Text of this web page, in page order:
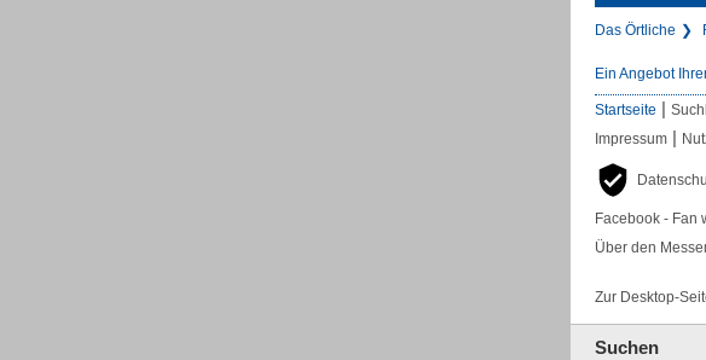
Das Örtliche
Ein Angebot
Startseite |
Impressum |
Facebook - Fan
Über den
Zur Desktop-
Suchen